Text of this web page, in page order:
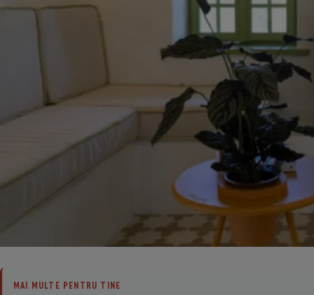
MAI MULTE PENTRU TINE